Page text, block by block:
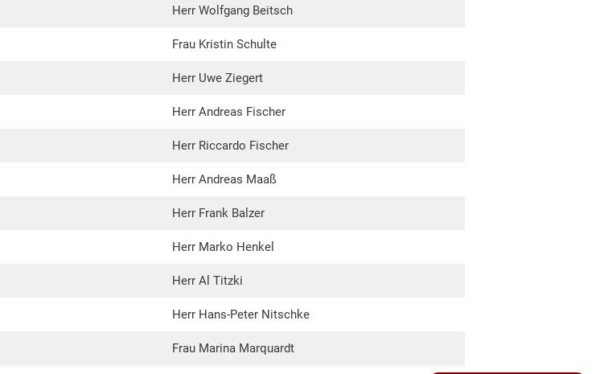
Herr Wolfgang Beitsch
Frau Kristin Schulte
Herr Uwe Ziegert
Herr Andreas Fischer
Herr Riccardo Fischer
Herr Andreas Maaß
Herr Frank Balzer
Herr Marko Henkel
Herr Al Titzki
Herr Hans-Peter Nitschke
Frau Marina Marquardt